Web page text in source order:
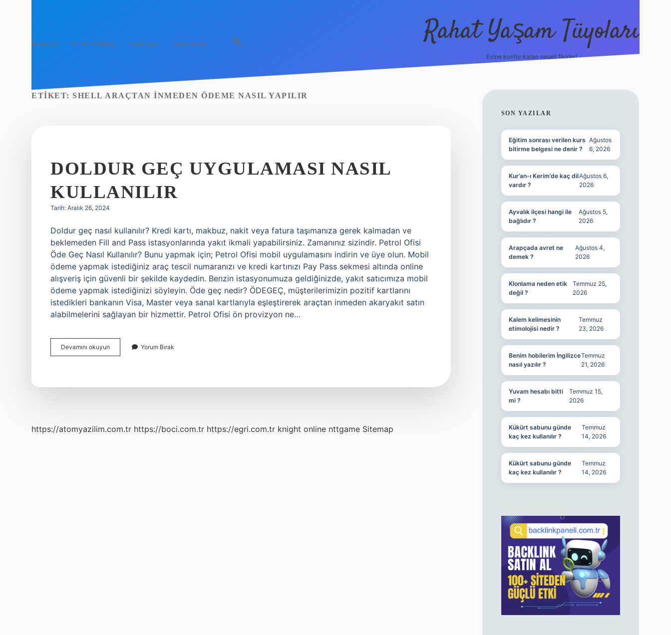
Anasayfa Gizlilik Politikası Yasal Uyarı Hakkımızda Rahat Yaşam Tüyoları
Evine konfor katan neşeli fikirler!
ETIKET: SHELL ARAÇTAN INMEDEN ÖDEME NASIL YAPILIR
DOLDUR GEÇ UYGULAMASI NASIL
KULLANILIR
Tarih: Aralık 26, 2024
Doldur geç nasıl kullanılır? Kredi kartı, makbuz, nakit veya fatura taşımanıza gerek kalmadan ve
beklemeden Fill and Pass istasyonlarında yakıt ikmali yapabilirsiniz. Zamanınız sizindir. Petrol Ofisi
Öde Geç Nasıl Kullanılır? Bunu yapmak için; Petrol Ofisi mobil uygulamasını indirin ve üye olun. Mobil
ödeme yapmak istediğiniz araç tescil numaranızı ve kredi kartınızı Pay Pass sekmesi altında online
alışveriş için güvenli bir şekilde kaydedin. Benzin istasyonumuza geldiğinizde, yakıt satıcımıza mobil
ödeme yapmak istediğinizi söyleyin. Öde geç nedir? ÖDEGEÇ, müşterilerimizin pozitif kartlarını
istedikleri bankanın Visa, Master veya sanal kartlarıyla eşleştirerek araçtan inmeden akaryakıt satın
alabilmelerini sağlayan bir hizmettir. Petrol Ofisi ön provizyon ne…
Devamını okuyun
Geç
Yorum Bırak
https://atomyazilim.com.tr https://boci.com.tr https://egri.com.tr knight online nttgame Sitemap
SIDEBAR
SON YAZILAR
Eğitim sonrası verilen kurs
bitirme belgesi ne denir ?
Ağustos
6, 2026
Kur’an-ı Kerim’de kaç dil
vardır ?
Ağustos 6,
2026
Ayvalık ilçesi hangi ile
bağlıdır ?
Ağustos 5,
2026
Arapçada avret ne
demek ?
Ağustos 4,
2026
Klonlama neden etik
değil ?
Temmuz 25,
2026
Kalem kelimesinin
etimolojisi nedir ?
Temmuz
23, 2026
Benim hobilerim İngilizce
nasıl yazılır ?
Temmuz
21, 2026
Yuvam hesabı bitti
mi ?
Temmuz 15,
2026
Kükürt sabunu günde
kaç kez kullanılır ?
Temmuz
14, 2026
Kükürt sabunu günde
kaç kez kullanılır ?
Temmuz
14, 2026
ilbet canlı